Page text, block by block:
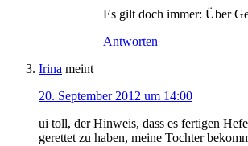
Es gilt doch immer: Über
Antworten
Irina meint
20. September 2012 um 14:00
ui toll, der Hinweis, dass es fertigen
gerettet zu haben, meine Tochter